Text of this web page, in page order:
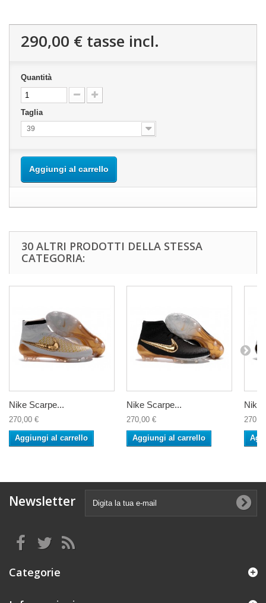
290,00 € tasse incl.
Quantità
Taglia
39
Aggiungi al carrello
30 ALTRI PRODOTTI DELLA STESSA
CATEGORIA:
Nike Scarpe...
270,00 €
Aggiungi al carrello
Nike Scarpe...
270,00 €
Aggiungi al carrello
Nike
Newsletter
Categorie